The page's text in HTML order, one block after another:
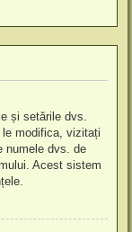
și setările dvs.
modifica, vizitați
numele dvs. de
Acest sistem